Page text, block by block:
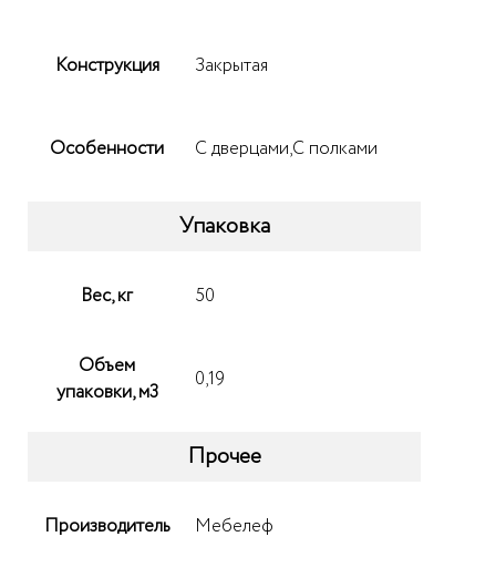
Конструкция Закрытая
Особенности С дверцами,С полками
Упаковка
Вес, кг 50
Объем
упаковки, м3
0,19
Прочее
Производитель Мебелеф